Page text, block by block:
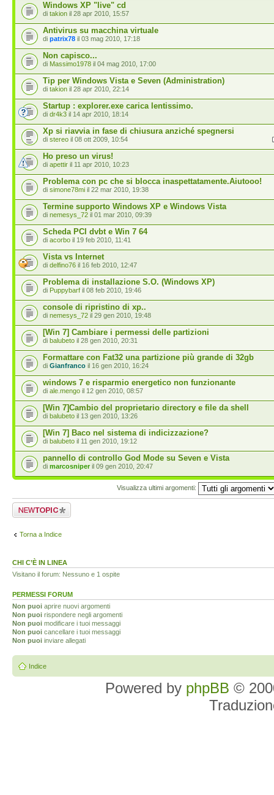
Windows XP "live" cd
di takion il 28 apr 2010, 15:57
Antivirus su macchina virtuale
di patrix78 il 03 mag 2010, 17:18
Non capisco...
di Massimo1978 il 04 mag 2010, 17:00
Tip per Windows Vista e Seven (Administration)
di takion il 28 apr 2010, 22:14
Startup : explorer.exe carica lentissimo.
di dr4k3 il 14 apr 2010, 18:14
Xp si riavvia in fase di chiusura anziché spegnersi
di stereo il 08 ott 2009, 10:54
Ho preso un virus!
di apettir il 11 apr 2010, 10:23
Problema con pc che si blocca inaspettatamente.Aiutooo!
di simone78mi il 22 mar 2010, 19:38
Termine supporto Windows XP e Windows Vista
di nemesys_72 il 01 mar 2010, 09:39
Scheda PCI dvbt e Win 7 64
di acorbo il 19 feb 2010, 11:41
Vista vs Internet
di delfino76 il 16 feb 2010, 12:47
Problema di installazione S.O. (Windows XP)
di Puppybarf il 08 feb 2010, 19:46
console di ripristino di xp..
di nemesys_72 il 29 gen 2010, 19:48
[Win 7] Cambiare i permessi delle partizioni
di balubeto il 28 gen 2010, 20:31
Formattare con Fat32 una partizione più grande di 32gb
di Gianfranco il 16 gen 2010, 16:24
windows 7 e risparmio energetico non funzionante
di ale.mengo il 12 gen 2010, 08:57
[Win 7]Cambio del proprietario directory e file da shell
di balubeto il 13 gen 2010, 13:26
[Win 7] Baco nel sistema di indicizzazione?
di balubeto il 11 gen 2010, 19:12
pannello di controllo God Mode su Seven e Vista
di marcosniper il 09 gen 2010, 20:47
Visualizza ultimi argomenti:
Scrivi un nuovo
argomento
Torna a Indice
CHI C’È IN LINEA
Visitano il forum: Nessuno e 1 ospite
PERMESSI FORUM
Non puoi aprire nuovi argomenti
Non puoi rispondere negli argomenti
Non puoi modificare i tuoi messaggi
Non puoi cancellare i tuoi messaggi
Non puoi inviare allegati
Indice
Powered by phpBB ©